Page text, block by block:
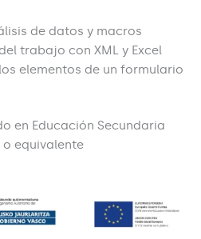
de datos y macros
trabajo con XML y Excel
elementos de un formulario
en Educación Secundaria
equivalente